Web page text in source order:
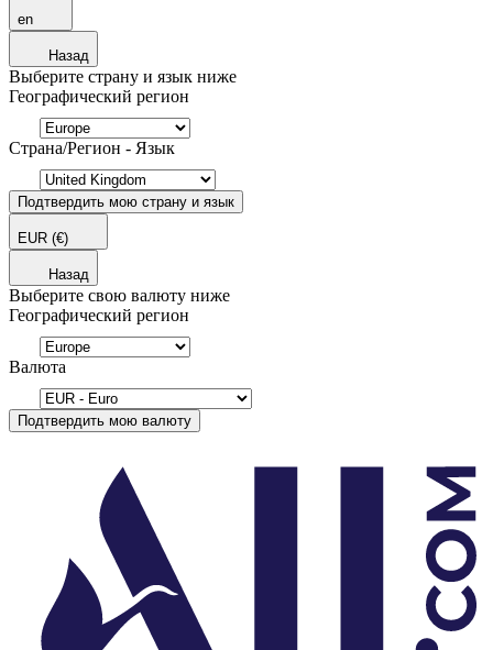
en
Назад
Выберите страну и язык ниже
Географический регион
Страна/Регион - Язык
Подтвердить мою страну и язык
EUR (€)
Назад
Выберите свою валюту ниже
Географический регион
Валюта
Подтвердить мою валюту